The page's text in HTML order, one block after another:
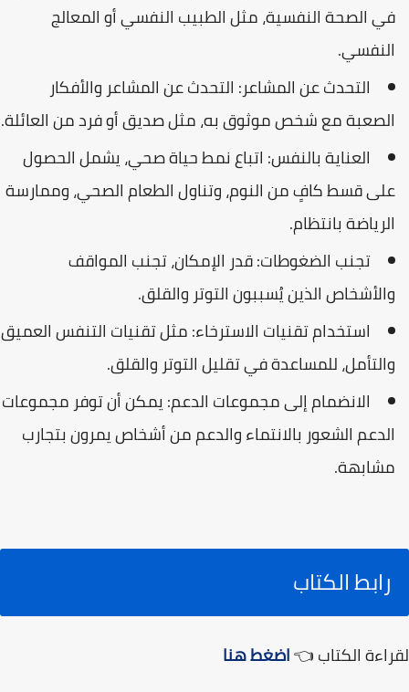
في الصحة النفسية، مثل الطبيب النفسي أو المعالج
النفسي.
التحدث عن المشاعر: التحدث عن المشاعر والأفكار
الصعبة مع شخص موثوق به، مثل صديق أو فرد من العائلة.
العناية بالنفس: اتباع نمط حياة صحي، يشمل الحصول
على قسط كافٍ من النوم، وتناول الطعام الصحي، وممارسة
الرياضة بانتظام.
تجنب الضغوطات: قدر الإمكان، تجنب المواقف
والأشخاص الذين يُسببون التوتر والقلق.
استخدام تقنيات الاسترخاء: مثل تقنيات التنفس العميق
والتأمل، للمساعدة في تقليل التوتر والقلق.
الانضمام إلى مجموعات الدعم: يمكن أن توفر مجموعات
الدعم الشعور بالانتماء والدعم من أشخاص يمرون بتجارب
مشابهة.
رابط الكتاب
لقراءة الكتاب 👈اضغط هنا